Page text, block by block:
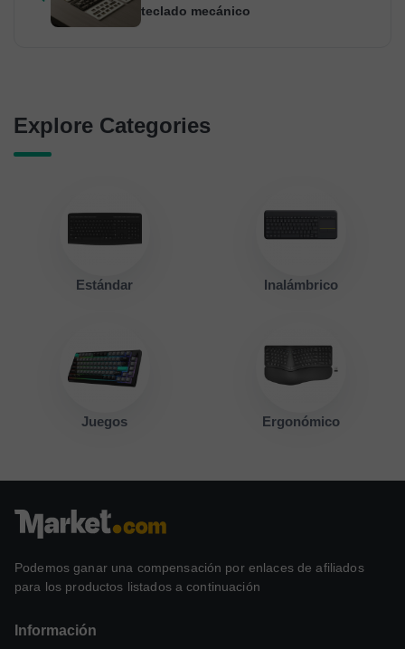
teclado mecánico
Explore Categories
Estándar Inalámbrico
Juegos Ergonómico
Podemos ganar una compensación por enlaces de afiliados
para los productos listados a continuación
Información